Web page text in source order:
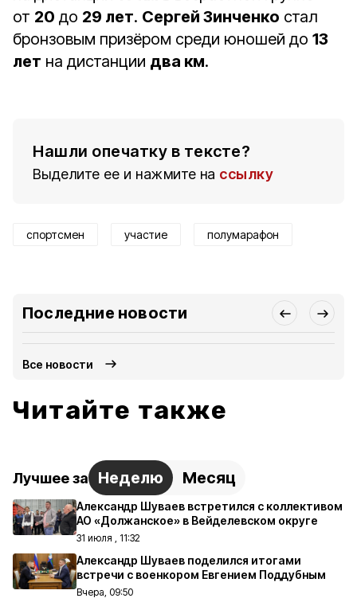
от 20 до 29 лет. Сергей Зинченко стал
бронзовым призёром среди юношей до 13
лет на дистанции два км.
Нашли опечатку в тексте?
Выделите ее и нажмите на ссылку
спортсмен участие полумарафон
Последние новости
Все новости
Читайте также
Лучшее за Неделю Месяц
Александр Шуваев встретился с коллективом
АО «Должанское» в Вейделевском округе
31 июля , 11:32
Александр Шуваев поделился итогами
встречи с военкором Евгением Поддубным
Вчера, 09:50